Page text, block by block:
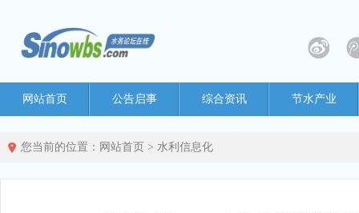
网站首页 公告启事 综合资讯 节水产业
您当前的位置： 网站首页 > 水利信息化